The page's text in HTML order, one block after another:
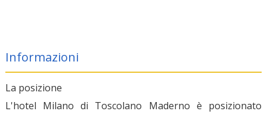
Informazioni
La posizione
L'hotel Milano di Toscolano Maderno è posizionato